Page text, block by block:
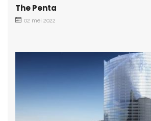
The Penta
02 mei 2022